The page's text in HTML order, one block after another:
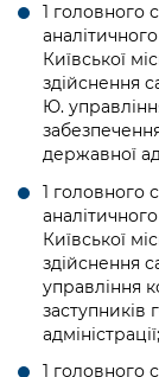
1 головного
Київської
здійснення
Ю.
державної
1 головного
Київської
здійснення
управління
заступників
адміністрації;
1 головного